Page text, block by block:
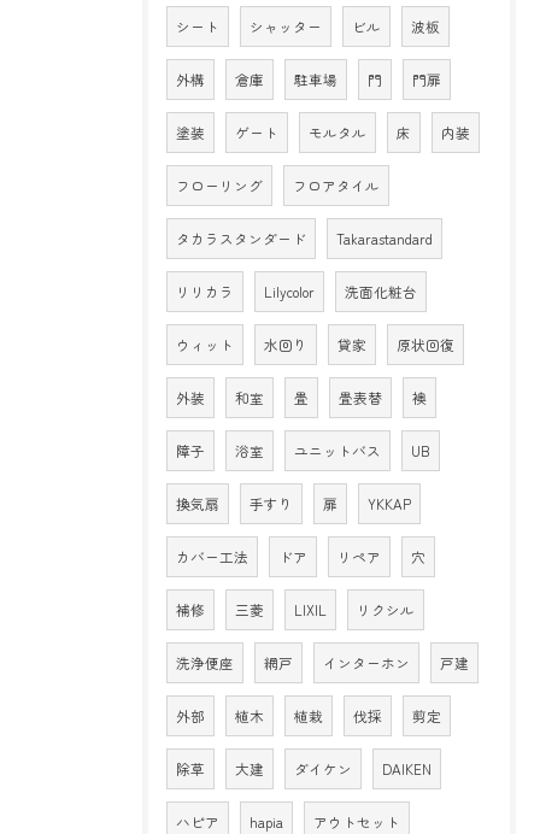
シート シャッター ビル 波板
外構 倉庫 駐車場 門 門扉
塗装 ゲート モルタル 床 内装
フローリング フロアタイル
タカラスタンダード Takarastandard
リリカラ Lilycolor 洗面化粧台
ウィット 水回り 貸家 原状回復
外装 和室 畳 畳表替 襖
障子 浴室 ユニットバス UB
換気扇 手すり 扉 YKKAP
カバー工法 ドア リペア 穴
補修 三菱 LIXIL リクシル
洗浄便座 網戸 インターホン 戸建
外部 植木 植栽 伐採 剪定
除草 大建 ダイケン DAIKEN
ハピア hapia アウトセット